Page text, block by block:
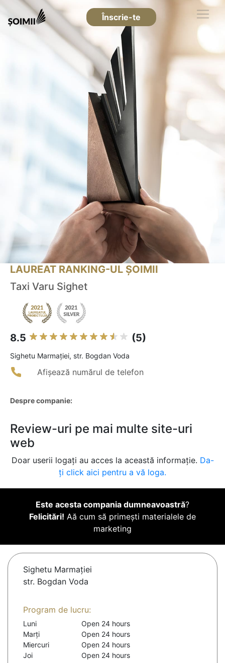
Înscrie-te
LAUREAT RANKING-UL ȘOIMII
Taxi Varu Sighet
8.5 (5)
Sighetu Marmaţiei, str. Bogdan Voda
Afișează numărul de telefon
Despre companie:
Review-uri pe mai multe site-uri
web
Doar userii logați au acces la această informație. Da-
ți click aici pentru a vă loga.
Este acesta compania dumneavoastră?
Felicitări! Aă cum să primești materialele de
marketing
Sighetu Marmaţiei
str. Bogdan Voda
Program de lucru:
Luni
Open 24 hours
Marți
Open 24 hours
Miercuri
Open 24 hours
Joi
Open 24 hours